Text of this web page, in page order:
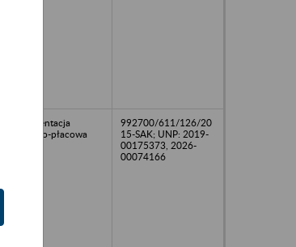
Dokumentacja
osobowo-płacowa
992700/611/126/20
15-SAK; UNP: 2019-
00175373, 2026-
00074166